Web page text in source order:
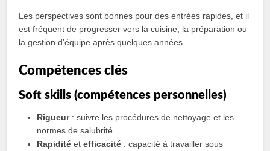
Les perspectives sont bonnes pour des entrées rapides, et il
est fréquent de progresser vers la cuisine, la préparation ou
la gestion d’équipe après quelques années.
Compétences clés
Soft skills (compétences personnelles)
Rigueur: suivre les procédures de nettoyage et les
normes de salubrité.
Rapidité etefficacité : capacité à travailler sous